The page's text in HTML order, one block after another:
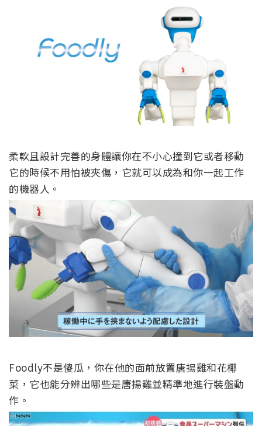
柔軟且設計完善的身體讓你在不小心撞到它或者移動
它的時候不用怕被夾傷，它就可以成為和你一起工作
的機器人。
Foodly不是傻瓜，你在他的面前放置唐揚雞和花椰
菜，它也能分辨出哪些是唐揚雞並精準地進行裝盤動
作。